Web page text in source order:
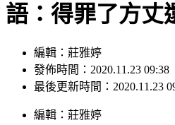
語：得罪了方丈
編輯：莊雅婷
發佈時間：2020.11.23 09:38
最後更新時間：2020.11.23
編輯 ： 莊雅婷